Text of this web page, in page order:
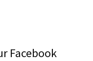
Facebook